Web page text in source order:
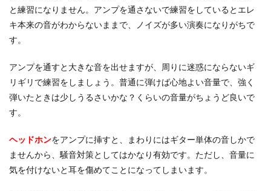
と練習になりません。アンプを通さないで練習をしているとエレ
キ本来の音がわからないままで、ノイズが多い演奏になりがちで
す。
アンプを通すと大きな音を出せますが、周りに迷惑にならないギ
リギリで練習をしましょう。普通に弾けば心地よい音量で、強く
弾いたときは少しうるさいかな？くらいの音量がちょうど良いで
す。
ヘッドホンをアンプに挿すと、まわりにはギター単体の音しかで
ませんから、騒音対策としてはかなり有効です。ただし、音量に
気を付けないと耳を傷めてことになってしまいます。